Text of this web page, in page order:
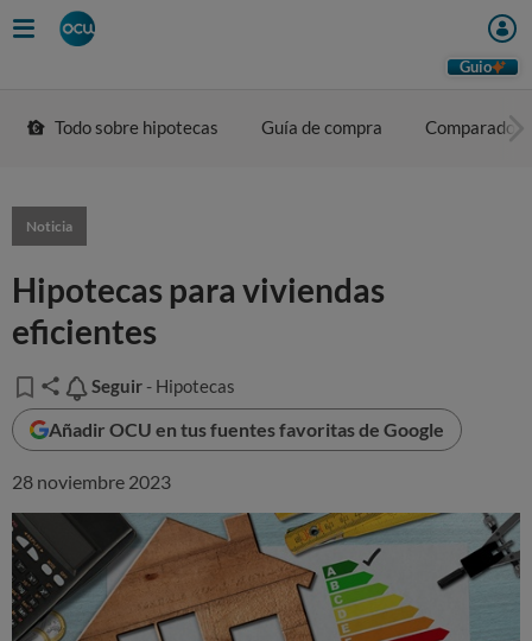
Guio
Todo sobre hipotecas Guía de compra Comparador
Noticia
Hipotecas para viviendas
eficientes
Seguir
Seguir - Hipotecas
Añadir OCU en tus fuentes favoritas de Google
28 noviembre 2023